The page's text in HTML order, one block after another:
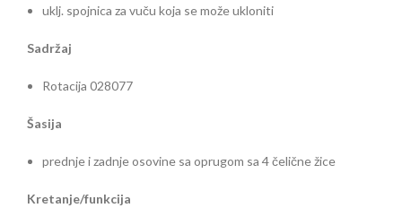
uklj. spojnica za vuču koja se može ukloniti
Sadržaj
Rotacija 028077
Šasija
prednje i zadnje osovine sa oprugom sa 4 čelične žice
Kretanje/funkcija